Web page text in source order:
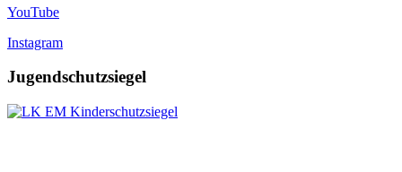
YouTube
Instagram
Jugendschutzsiegel